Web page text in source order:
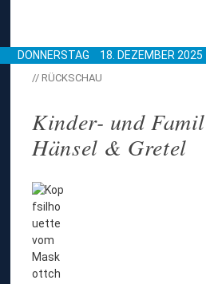
DONNERSTAG 18. DEZEMBER 2025
// RÜCKSCHAU
Kinder- und
Hänsel & Gretel